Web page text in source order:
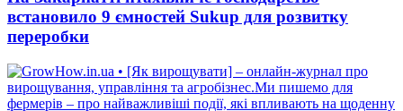
встановило 9 ємностей Sukup для розвитку
переробки